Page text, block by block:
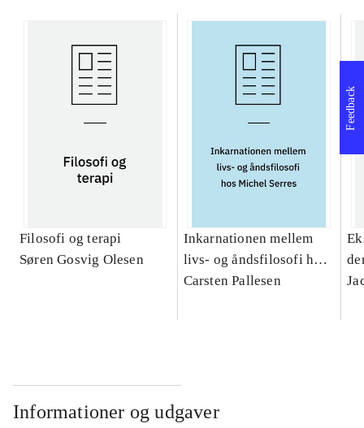
Filosofi og terapi
Søren Gosvig Olesen
Inkarnationen mellem
livs- og åndsfilosofi hos
Michel Serres : et
Carsten Pallesen
Informationer og udgaver
Feedback